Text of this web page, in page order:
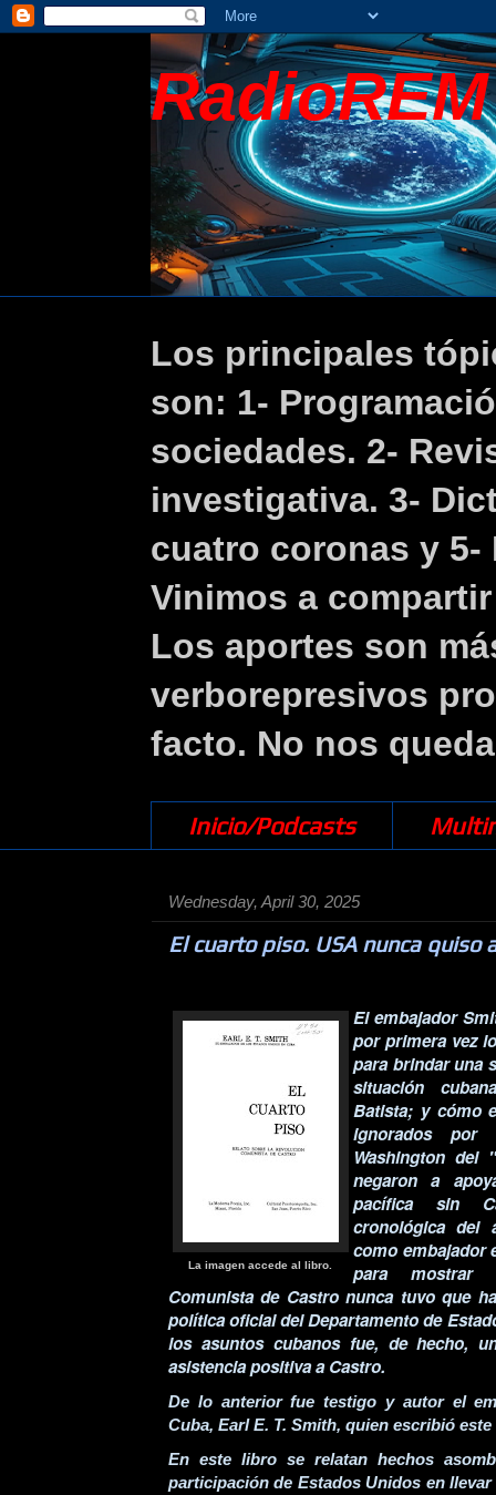
RadioREM
Los principales
son: 1-
sociedades. 2-
investigativa. 3-
cuatro coronas y 5-
Vinimos a
Los aportes son
verborepresivos
facto. No nos
Inicio/Podcasts
Wednesday, April 30, 2025
El cuarto piso. USA nunca quiso
La imagen accede al libro.
El embajador
por primera vez
para brindar una
situación
Batista; y cómo
ignorados por
Washington del
negaron a
pacífica sin
cronológica del
como embajador
para mostrar
Comunista de Castro nunca tuvo que
política oficial del Departamento de
los asuntos cubanos fue, de hecho,
asistencia positiva a Castro.
De lo anterior fue testigo y autor el
Cuba, Earl E. T. Smith, quien escribió
En este libro se relatan hechos
participación de Estados Unidos en